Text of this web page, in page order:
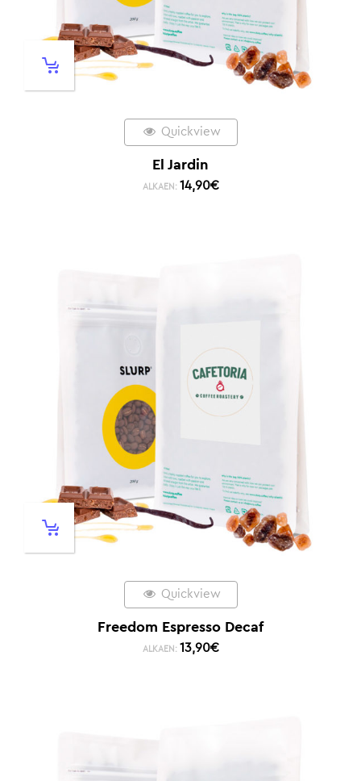
Quickview
El Jardin
ALKAEN: 14,90€
Quickview
Freedom Espresso Decaf
ALKAEN: 13,90€